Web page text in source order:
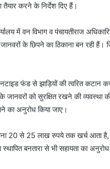
करने के निर्देश दिए हैं।
में वन विभाग व पंचायतीराज
जानवरों के छिपने का ठिकाना बन
फंड से झाड़ियों की त्वरित कटान
जानवरों को सुरक्षित रखने की व्यवस्था
का अनुरोध किया जाए।
20 से 25 लाख रुपये तक खर्च आता
स्थापित बनतारा से भी सहायता का